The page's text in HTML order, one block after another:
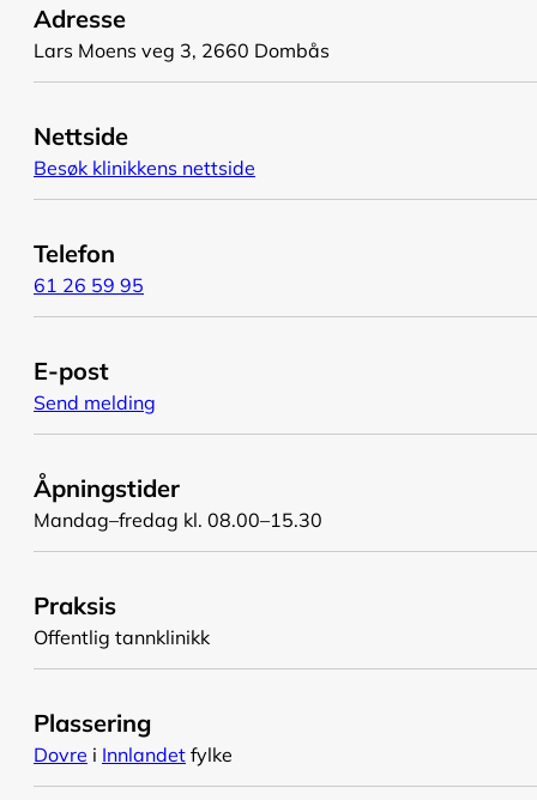
Adresse
Lars Moens veg 3, 2660 Dombås
Åpningstider
Mandag–fredag kl. 08.00–15.30
Telefon
61 26 59 95
Praksis
Offentlig tannklinikk
E-post
Send melding
Nettside
Besøk klinikkens nettside
Plassering
Dovre i Innlandet fylke